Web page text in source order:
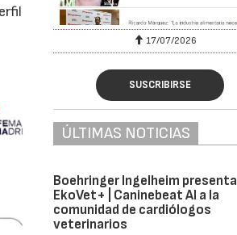
17/07/2026
SUSCRIBIRSE
ÚLTIMAS NOTICIAS
Boehringer Ingelheim presenta
EkoVet+ | Caninebeat AI a la
comunidad de cardiólogos
veterinarios